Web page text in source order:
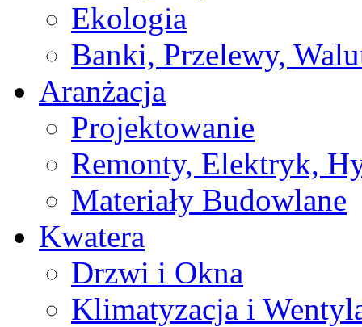
Ekologia
Banki, Przelewy,
Aranżacja
Projektowanie
Remonty, Elektryk,
Materiały Budowlane
Kwatera
Drzwi i Okna
Klimatyzacja i